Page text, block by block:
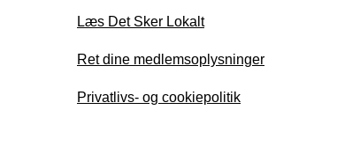
Læs Det Sker Lokalt
Ret dine medlemsoplysninger
Privatlivs- og cookiepolitik